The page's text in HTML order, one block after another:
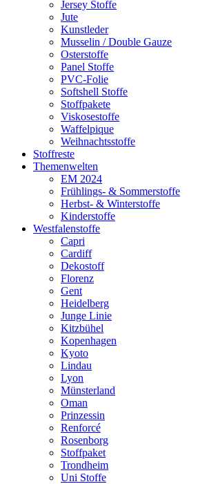
Jersey Stoffe
Jute
Kunstleder
Musselin / Double Gauze
Osterstoffe
Panel Stoffe
PVC-Folie
Softshell Stoffe
Stoffpakete
Viskosestoffe
Waffelpique
Weihnachtsstoffe
Stoffreste
Themenwelten
EM 2024
Frühlings- & Sommerstoffe
Herbst- & Winterstoffe
Kinderstoffe
Westfalenstoffe
Capri
Cardiff
Dekostoff
Florenz
Gent
Heidelberg
Junge Linie
Kitzbühel
Kopenhagen
Kyoto
Lindau
Lyon
Münsterland
Oman
Prinzessin
Renforcé
Rosenborg
Stoffpaket
Trondheim
Uni Stoffe